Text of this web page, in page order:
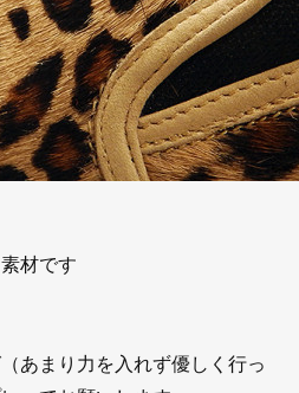
材です
あまり力を入れず優しく行っ